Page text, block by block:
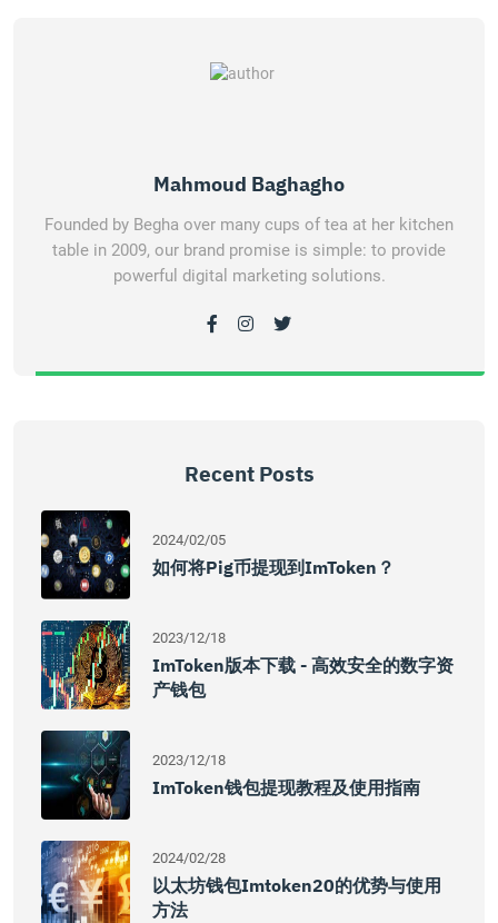
Mahmoud Baghagho
Founded by Begha over many cups of tea at her kitchen
table in 2009, our brand promise is simple: to provide
powerful digital marketing solutions.
Recent Posts
2024/02/05
如何将pig币提现到imToken？
2023/12/18
ImToken版本下载 - 高效安全的数字资
产钱包
2023/12/18
ImToken钱包提现教程及使用指南
2024/02/28
以太坊钱包imtoken20的优势与使用
方法